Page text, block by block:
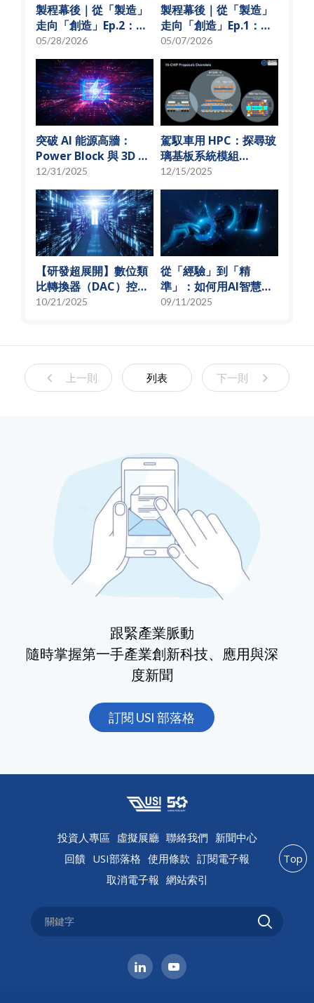
製程幕後｜從「製造」
走向「創造」Ep.2：
「從無到有」的技術革
新
05/28/2026
製程幕後｜從「製造」
走向「創造」Ep.1：揭
秘 USI技術先行軍
05/07/2026
突破 AI 能源高牆：
Power Block 與 3D 微
小化解決方案
12/31/2025
駕馭車用 HPC：探尋玻
璃基板系統模組
(SoMoG) 技術的「最佳
甜蜜點」
12/15/2025
【研發超展開】數位類
比轉換器（DAC）控制
偏壓電流創新解決方
10/21/2025
從「經驗」到「精
準」：如何用AI智慧演
算法，實現高效射頻預
09/11/2025
上一則 列表 下一則
跟緊產業脈動
隨時掌握第一手產業創新科技、應用與深
度新聞
訂閱 USI 部落格
投資人專區 虛擬展廳 聯絡我們 新聞中心
回饋 USI部落格 使用條款 訂閱電子報
取消電子報 網站索引
Top